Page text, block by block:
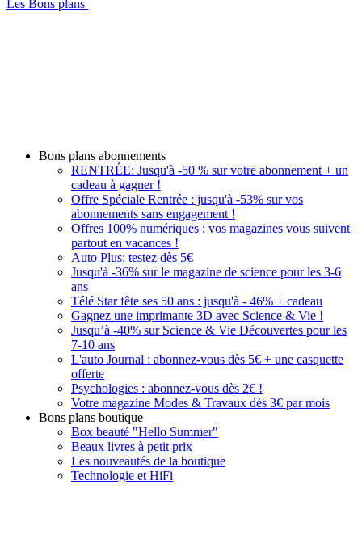
Les Bons plans
Bons plans abonnements
RENTRÉE: Jusqu'à -50 % sur votre abonnement + un
cadeau à gagner !
Offre Spéciale Rentrée : jusqu'à -53% sur vos
abonnements sans engagement !
Offres 100% numériques : vos magazines vous suivent
partout en vacances !
Auto Plus: testez dès 5€
Jusqu'à -36% sur le magazine de science pour les 3-6
ans
Télé Star fête ses 50 ans : jusqu'à - 46% + cadeau
Gagnez une imprimante 3D avec Science & Vie !
Jusqu’à -40% sur Science & Vie Découvertes pour les
7-10 ans
L'auto Journal : abonnez-vous dès 5€ + une casquette
offerte
Psychologies : abonnez-vous dès 2€ !
Votre magazine Modes & Travaux dès 3€ par mois
Bons plans boutique
Box beauté "Hello Summer"
Beaux livres à petit prix
Les nouveautés de la boutique
Technologie et HiFi